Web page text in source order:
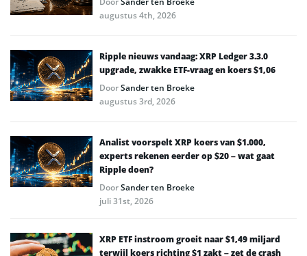
augustus 4th, 2026
Ripple nieuws vandaag: XRP Ledger 3.3.0
upgrade, zwakke ETF-vraag en koers $1,06
DoorSander ten Broeke
augustus 3rd, 2026
Analist voorspelt XRP koers van $1.000,
experts rekenen eerder op $20 – wat gaat
Ripple doen?
DoorSander ten Broeke
juli 31st, 2026
XRP ETF instroom groeit naar $1,49 miljard
terwijl koers richting $1 zakt – zet de crash